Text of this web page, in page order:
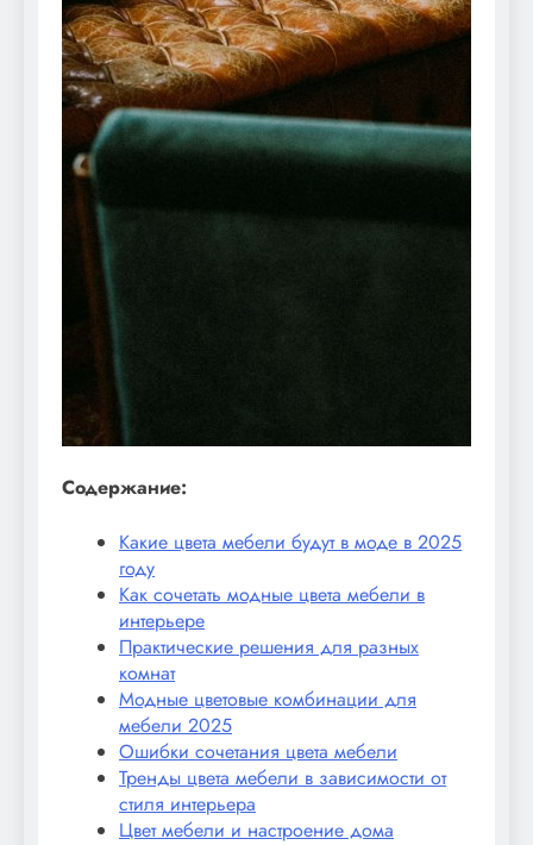
Содержание:
Какие цвета мебели будут в моде в 2025
году
Как сочетать модные цвета мебели в
интерьере
Практические решения для разных
комнат
Модные цветовые комбинации для
мебели 2025
Ошибки сочетания цвета мебели
Тренды цвета мебели в зависимости от
стиля интерьера
Цвет мебели и настроение дома